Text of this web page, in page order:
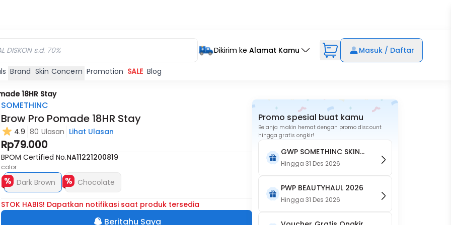
Dikirim ke Alamat Kamu Masuk / Daftar
Brand Skin Concern Promotion SALE Blog
18HR Stay
Habis Habis
SOMETHINC
Brow Pro Pomade 18HR Stay
4.9 80 Ulasan Lihat Ulasan
Rp79.000
BPOM Certified No.NA11221200819
color:
Dark Brown Chocolate
STOK HABIS! Dapatkan notifikasi saat produk tersedia
Beritahu Saya
Promo spesial buat kamu
Belanja makin hemat dengan promo discount
hingga gratis ongkir!
GWP SOMETHINC SKIN
GOALS Brightening Body
Hingga31 Des 2026
PWP BEAUTYHAUL 2026
Hingga31 Des 2026